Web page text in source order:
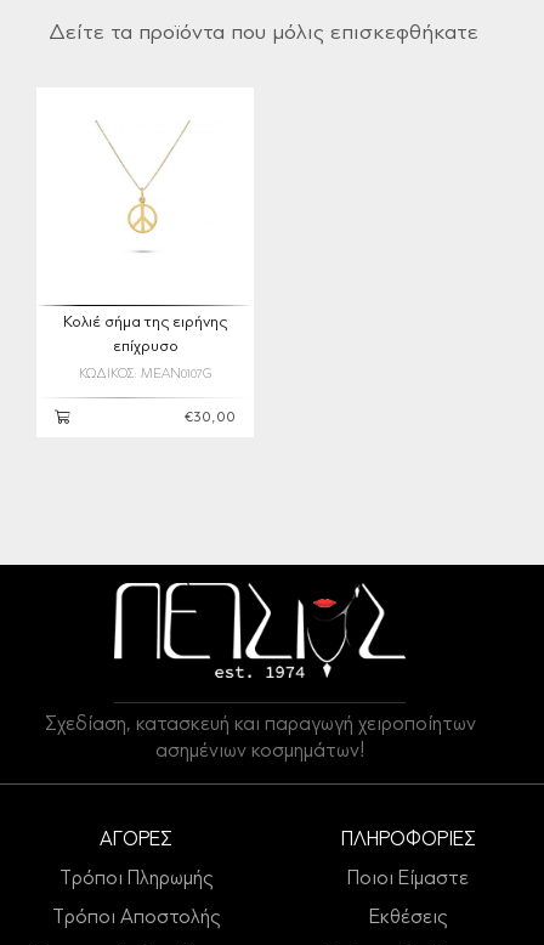
Δείτε τα προϊόντα που μόλις επισκεφθήκατε
Κολιέ σήμα της ειρήνης
επίχρυσο
ΚΩΔΙΚΟΣ: MEAN0107G
€30,00
Σχεδίαση, κατασκευή και παραγωγή χειροποίητων
ασημένιων κοσμημάτων!
ΑΓΟΡΕΣ
Τρόποι Πληρωμής
Τρόποι Αποστολής
ΠΛΗΡΟΦΟΡΙΕΣ
Ποιοι Είμαστε
Εκθέσεις